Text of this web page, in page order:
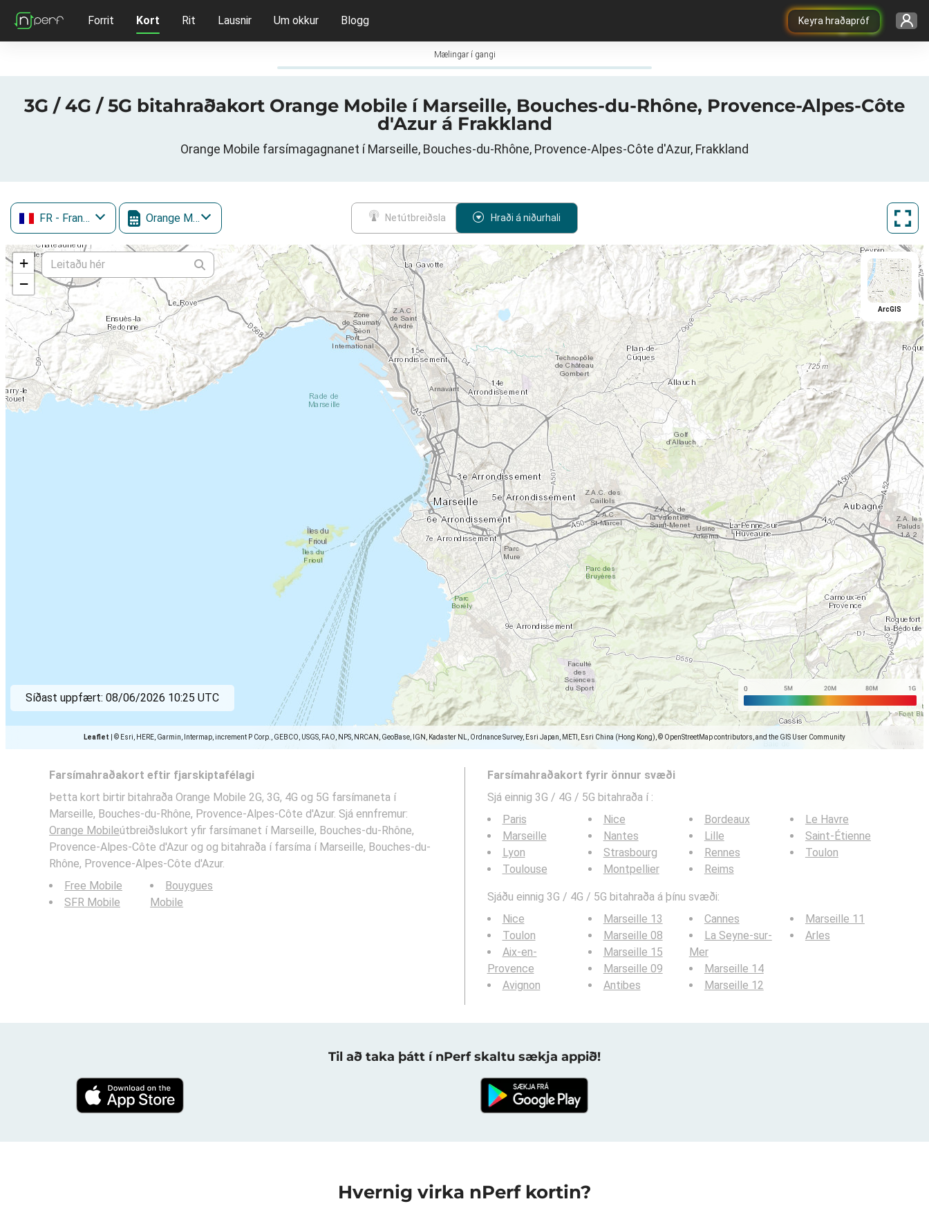
Keyra hraðapróf
Forrit Kort Rit Lausnir Um okkur Blogg
Mælingar í gangi
3G / 4G / 5G bitahraðakort Orange Mobile í Marseille, Bouches-du-Rhône, Provence-Alpes-Côte
d'Azur á Frakkland
Orange Mobile farsímagagnanet í Marseille, Bouches-du-Rhône, Provence-Alpes-Côte d'Azur, Frakkland
FR - France Orange Mobile Netútbreiðsla Hraði á niðurhali
+
−
Leaflet © Esri, HERE, Garmin, Intermap, increment P Corp., GEBCO, USGS, FAO, NPS, NRCAN, GeoBase, IGN, Kadaster NL, Ordnance Survey, Esri Japan, METI, Esri China (Hong Kong), © OpenStreetMap contributors, and the GIS User Community
ArcGIS
Síðast uppfært: 08/06/2026 10:25 UTC
Farsímahraðakort eftir fjarskiptafélagi
Þetta kort birtir bitahraða Orange Mobile 2G, 3G, 4G og 5G farsímaneta í
Marseille, Bouches-du-Rhône, Provence-Alpes-Côte d'Azur. Sjá ennfremur:
Orange Mobileútbreiðslukort yfir farsímanet í Marseille, Bouches-du-Rhône,
Provence-Alpes-Côte d'Azur og og bitahraða í farsíma í Marseille, Bouches-du-
Rhône, Provence-Alpes-Côte d'Azur.
Free Mobile
SFR Mobile
Bouygues
Mobile
Farsímahraðakort fyrir önnur svæði
Sjá einnig 3G / 4G / 5G bitahraða í :
Paris
Marseille
Lyon
Toulouse
Nice
Nantes
Strasbourg
Montpellier
Bordeaux
Lille
Rennes
Reims
Le Havre
Saint-Étienne
Toulon
Sjáðu einnig 3G / 4G / 5G bitahraða á þínu svæði:
Nice
Toulon
Aix-en-
Provence
Avignon
Marseille 13
Marseille 08
Marseille 15
Marseille 09
Antibes
Cannes
La Seyne-sur-
Mer
Marseille 14
Marseille 12
Marseille 11
Arles
Til að taka þátt í nPerf skaltu sækja appið!
Hvernig virka nPerf kortin?